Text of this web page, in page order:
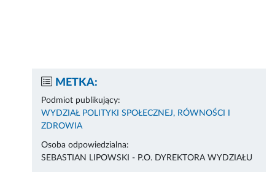
METKA:
Podmiot publikujący:
WYDZIAŁ POLITYKI SPOŁECZNEJ, RÓWNOŚCI I
ZDROWIA
Osoba odpowiedzialna:
SEBASTIAN LIPOWSKI - P.O. DYREKTORA WYDZIAŁU